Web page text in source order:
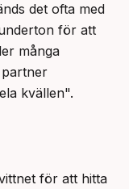
det ofta med
för att
många
kvällen".
för att hitta